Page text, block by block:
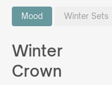
Mood Winter Sets
Winter
Crown